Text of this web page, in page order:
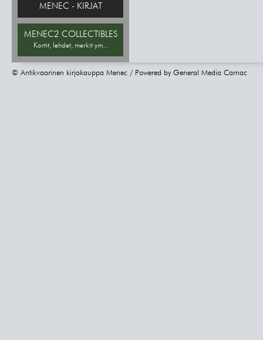
MENEC - KIRJAT
MENEC2 COLLECTIBLES
Kortit, lehdet, merkit ym...
© Antikvaarinen kirjakauppa Menec / Powered by General Media Carnac